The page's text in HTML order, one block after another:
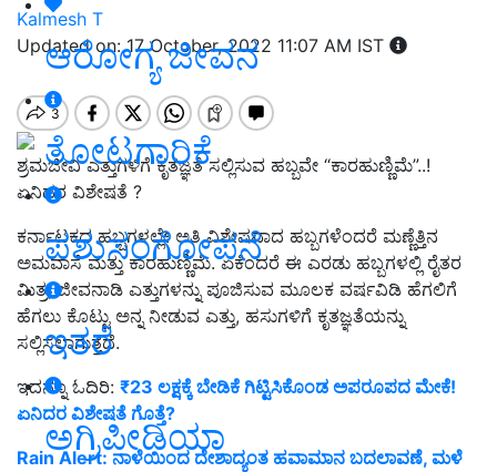
ಆರೋಗ್ಯ ಜೀವನ
ತೋಟಗಾರಿಕೆ
ಪಶುಸಂಗೋಪನೆ
ಇತರೆ
ಅಗ್ರಿಪೀಡಿಯಾ
Kalmesh T
Updated on: 17 October, 2022 11:07 AM IST
ಶ್ರಮಜೀವಿ ಎತ್ತುಗಳಿಗೆ ಕೃತಜ್ಞತೆ ಸಲ್ಲಿಸುವ ಹಬ್ಬವೇ “ಕಾರಹುಣ್ಣಿಮೆ”..!
ಏನಿದರ ವಿಶೇಷತೆ ?
ಕರ್ನಾಟಕದ ಹಬ್ಬಗಳಲ್ಲೇ ಅತಿ ವಿಶೇಷವಾದ ಹಬ್ಬಗಳೆಂದರೆ ಮಣ್ಣೆತ್ತಿನ
ಅಮವಾಸೆ ಮತ್ತು ಕಾರಹುಣ್ಣಿಮೆ. ಏಕೆಂದರೆ ಈ ಎರಡು ಹಬ್ಬಗಳಲ್ಲಿ ರೈತರ
ಮಿತ್ರ, ಜೀವನಾಡಿ ಎತ್ತುಗಳನ್ನು ಪೂಜಿಸುವ ಮೂಲಕ ವರ್ಷವಿಡಿ ಹೆಗಲಿಗೆ
ಹೆಗಲು ಕೊಟ್ಟು ಅನ್ನ ನೀಡುವ ಎತ್ತು, ಹಸುಗಳಿಗೆ ಕೃತಜ್ಞತೆಯನ್ನು
ಸಲ್ಲಿಸಲಾಗುತ್ತದೆ.
ಇದನ್ನೂ ಓದಿರಿ: ₹23 ಲಕ್ಷಕ್ಕೆ ಬೇಡಿಕೆ ಗಿಟ್ಟಿಸಿಕೊಂಡ ಅಪರೂಪದ ಮೇಕೆ!
ಏನಿದರ ವಿಶೇಷತೆ ಗೊತ್ತೆ?
Rain Alert: ನಾಳೆಯಿಂದ ದೇಶಾದ್ಯಂತ ಹವಾಮಾನ ಬದಲಾವಣೆ, ಮಳೆ